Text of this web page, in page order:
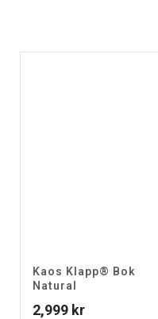
Kaos Klapp® Bok
Natural
2,999 kr